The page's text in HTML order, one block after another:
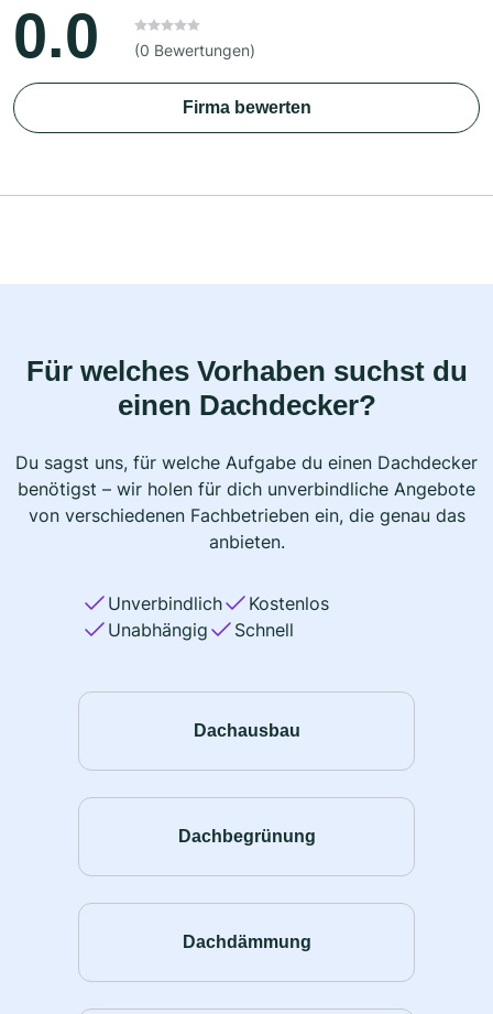
0.0 (0 Bewertungen)
Firma bewerten
Für welches Vorhaben suchst du
einen Dachdecker?
Du sagst uns, für welche Aufgabe du einen Dachdecker
benötigst – wir holen für dich unverbindliche Angebote
von verschiedenen Fachbetrieben ein, die genau das
anbieten.
Unverbindlich
Kostenlos
Unabhängig
Schnell
Dachausbau
Dachbegrünung
Dachdämmung